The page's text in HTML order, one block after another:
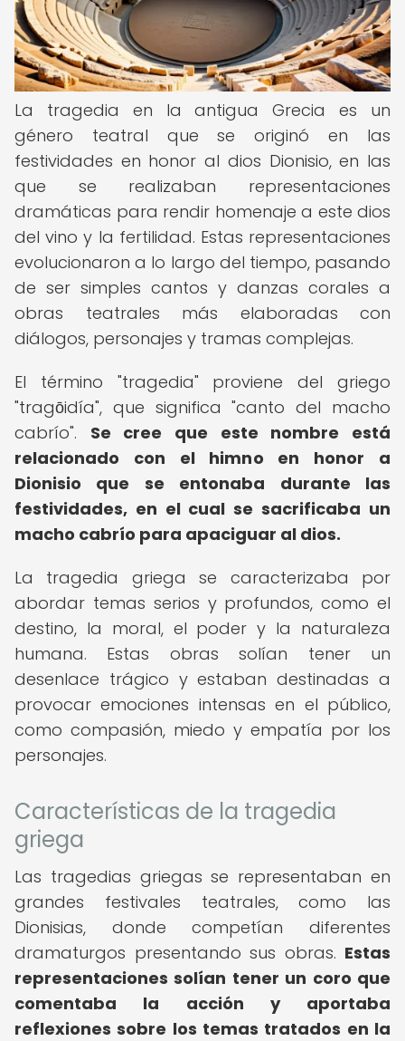
La tragedia en la antigua Grecia es un
género teatral que se originó en las
festividades en honor al dios Dionisio, en las
que se realizaban representaciones
dramáticas para rendir homenaje a este dios
del vino y la fertilidad. Estas representaciones
evolucionaron a lo largo del tiempo, pasando
de ser simples cantos y danzas corales a
obras teatrales más elaboradas con
diálogos, personajes y tramas complejas.
El término "tragedia" proviene del griego
"tragōidía", que significa "canto del macho
cabrío". Se cree que este nombre está
relacionado con el himno en honor a
Dionisio que se entonaba durante las
festividades, en el cual se sacrificaba un
macho cabrío para apaciguar al dios.
La tragedia griega se caracterizaba por
abordar temas serios y profundos, como el
destino, la moral, el poder y la naturaleza
humana. Estas obras solían tener un
desenlace trágico y estaban destinadas a
provocar emociones intensas en el público,
como compasión, miedo y empatía por los
personajes.
Características de la tragedia
griega
Las tragedias griegas se representaban en
grandes festivales teatrales, como las
Dionisias, donde competían diferentes
dramaturgos presentando sus obras. Estas
representaciones solían tener un coro que
comentaba la acción y aportaba
reflexiones sobre los temas tratados en la